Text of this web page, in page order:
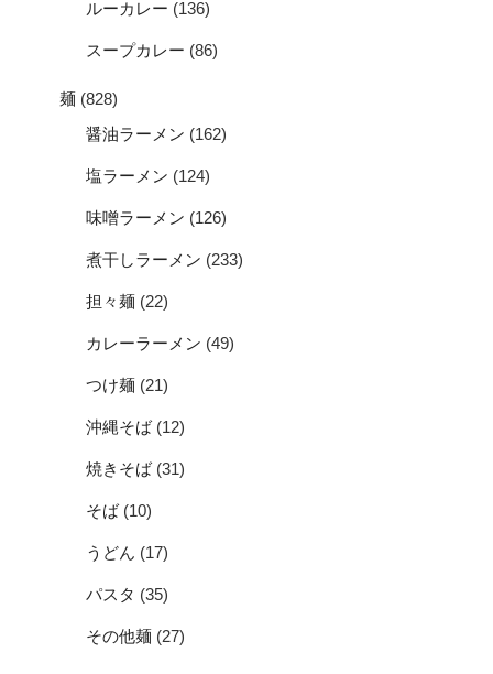
ルーカレー (136)
スープカレー (86)
麺 (828)
醤油ラーメン (162)
塩ラーメン (124)
味噌ラーメン (126)
煮干しラーメン (233)
担々麺 (22)
カレーラーメン (49)
つけ麺 (21)
沖縄そば(12)
焼きそば(31)
そば(10)
うどん (17)
パスタ (35)
その他麺 (27)